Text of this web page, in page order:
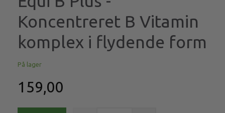
Koncentreret B Vitamin
komplex i flydende form
På lager
159,00